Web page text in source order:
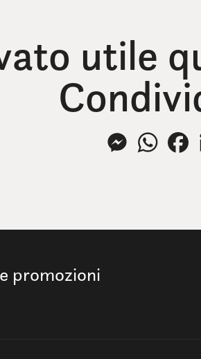
utile
Messenger
promozioni